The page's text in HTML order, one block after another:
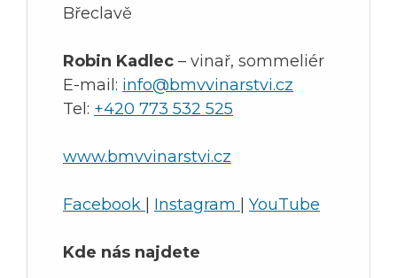
Břeclavě
Robin Kadlec – vinař, sommeliér
E-mail: info@bmvvinarstvi.cz
Tel: +420 773 532 525
www.bmvvinarstvi.cz
Facebook | Instagram | YouTube
Kde nás najdete